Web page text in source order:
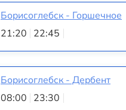
Борисоглебск - Горшечное
21:20 22:45
Борисоглебск - Дербент
08:00 23:30